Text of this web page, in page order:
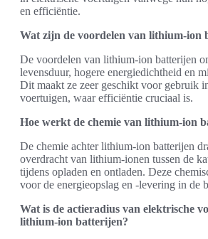
en efficiëntie.
Wat zijn de voordelen van lithium-ion
De voordelen van lithium-ion batterijen
levensduur, hogere energiedichtheid en
Dit maakt ze zeer geschikt voor gebruik
voertuigen, waar efficiëntie cruciaal is.
Hoe werkt de chemie van lithium-ion
De chemie achter lithium-ion batterijen
overdracht van lithium-ionen tussen de
tijdens opladen en ontladen. Deze
voor de energieopslag en -levering in de
Wat is de actieradius van elektrische
lithium-ion batterijen?